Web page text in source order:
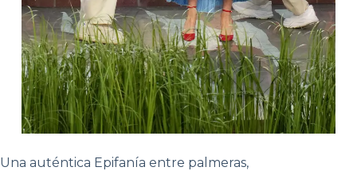
Una auténtica Epifanía entre palmeras,